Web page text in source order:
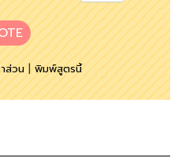
ส่วน|พิมพ์สูตรนี้